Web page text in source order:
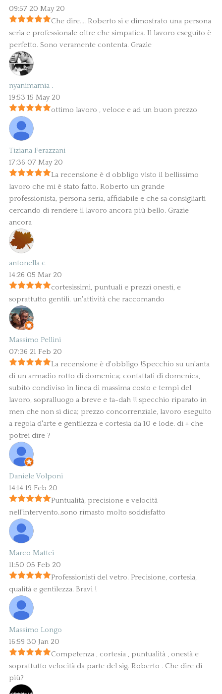
09:57 20 May 20
Che dire.... Roberto si e dimostrato una persona
seria e professionale oltre che simpatica. Il lavoro eseguito è
perfetto. Sono veramente contenta. Grazie
nyanimamia .
19:53 15 May 20
ottimo lavoro , veloce e ad un buon prezzo
Tiziana Ferazzani
17:36 07 May 20
La recensione è d obbligo visto il bellissimo
lavoro che mi è stato fatto. Roberto un grande
professionista, persona seria, affidabile e che sa consigliarti
cercando di rendere il lavoro ancora più bello. Grazie
ancora
antonella c
14:26 05 Mar 20
cortesissimi, puntuali e prezzi onesti, e
soprattutto gentili. un'attività che raccomando
Massimo Pellini
07:36 21 Feb 20
La recensione è d'obbligo !Specchio su un'anta
di un armadio rotto di domenica; contattati di domenica,
subito condiviso in linea di massima costo e tempi del
lavoro, sopralluogo a breve e ta-dah !! specchio riparato in
men che non si dica; prezzo concorrenziale, lavoro eseguito
a regola d'arte e gentilezza e cortesia da 10 e lode. di + che
potrei dire ?
Daniele Volponi
14:14 19 Feb 20
Puntualità, precisione e velocità
nell'intervento..sono rimasto molto soddisfatto
Marco Mattei
11:50 05 Feb 20
Professionisti del vetro. Precisione, cortesia,
qualità e gentilezza. Bravi !
Massimo Longo
16:59 30 Jan 20
Competenza , cortesia , puntualità , onestà e
soprattutto velocità da parte del sig. Roberto . Che dire di
più?